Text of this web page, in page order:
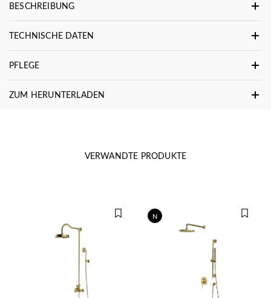
BESCHREIBUNG
TECHNISCHE DATEN
PFLEGE
ZUM HERUNTERLADEN
VERWANDTE PRODUKTE
N